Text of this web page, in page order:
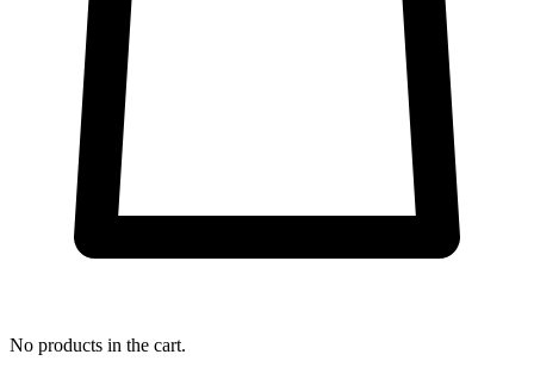
No products in the cart.